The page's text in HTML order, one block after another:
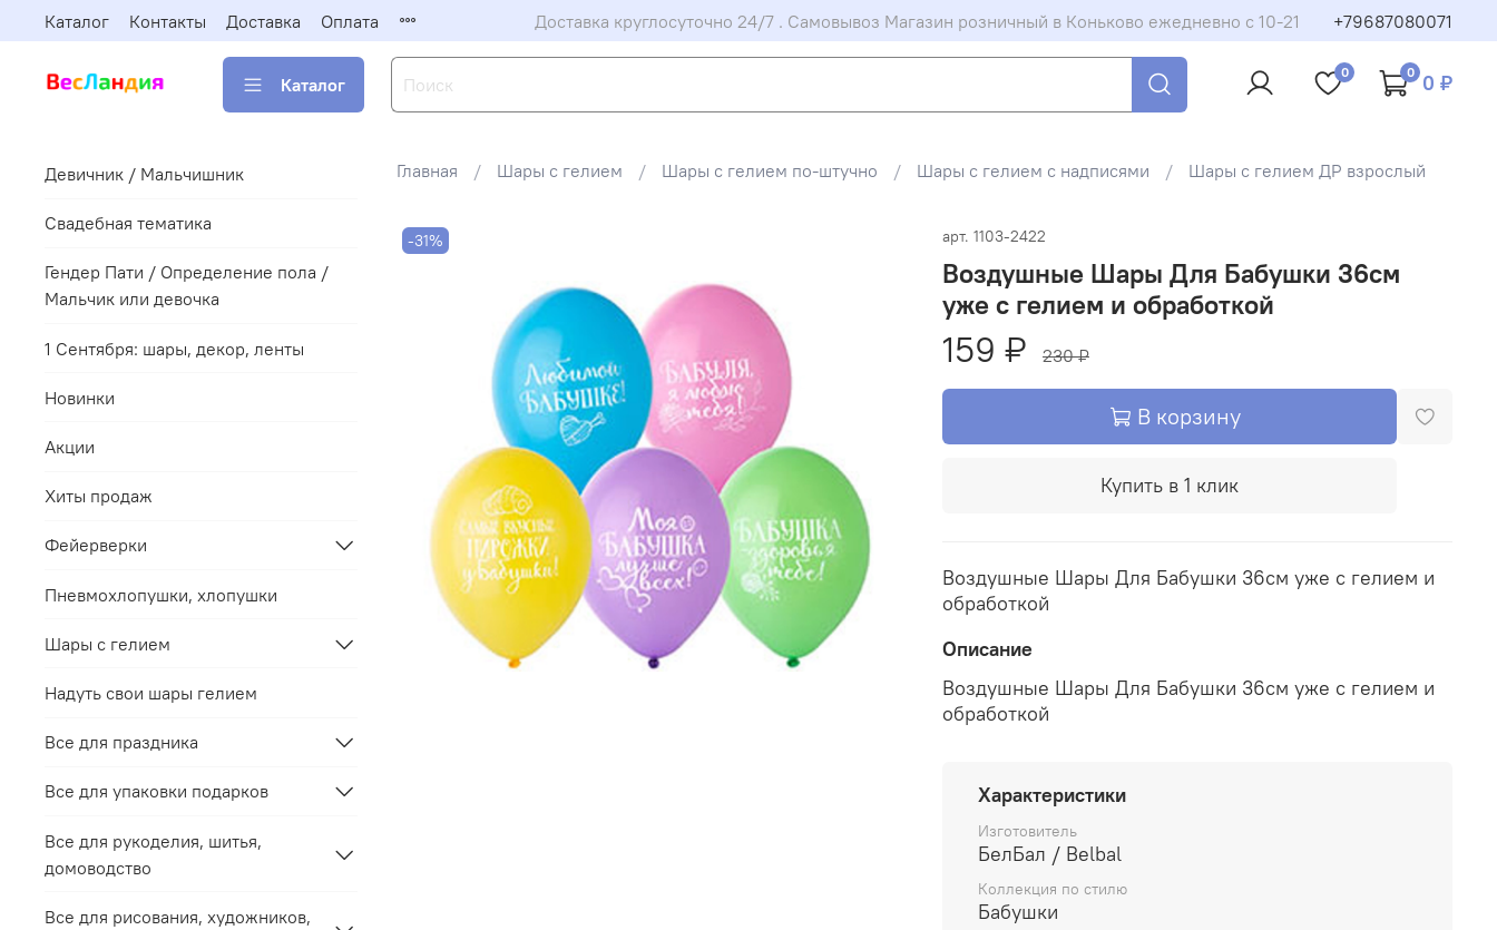
Каталог Контакты Доставка Оплата Доставка круглосуточно 24/7 . Самовывоз Магазин розничный в Коньково ежедневно с 10-21 +79687080071
Каталог
0 0 0 ₽
Главная Шары с гелием Шары с гелием по-штучно Шары с гелием с надписями Шары с гелием ДР взрослый
-31% арт. 1103-2422
Воздушные Шары Для Бабушки 36см
уже с гелием и обработкой
159 ₽ 230 ₽
В корзину
Купить в 1 клик
Воздушные Шары Для Бабушки 36см уже с гелием и
обработкой
Описание
Воздушные Шары Для Бабушки 36см уже с гелием и
обработкой
Характеристики
Изготовитель
БелБал / Belbal
Коллекция по стилю
Бабушки
Девичник / Мальчишник
Свадебная тематика
Гендер Пати / Определение пола /
Мальчик или девочка
1 Сентября: шары, декор, ленты
Новинки
Акции
Хиты продаж
Фейерверки
Пневмохлопушки, хлопушки
Шары с гелием
Надуть свои шары гелием
Все для праздника
Все для упаковки подарков
Все для рукоделия, шитья,
домоводство
Все для рисования, художников,